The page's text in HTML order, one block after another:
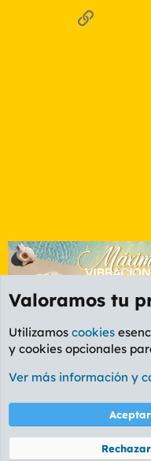
Enlace
Foro General
Cookies
PL
Términos y
Valoramos tu
Utilizamos cookies
y cookies opcionales
Ver más información y